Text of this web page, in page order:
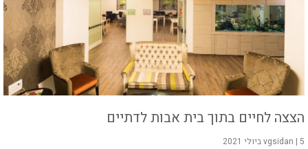
מתועשת?
המדריך
המלא
הצצה לחיים בתוך בית אבות לדתיים
vgsidan | 5 ביולי 2021